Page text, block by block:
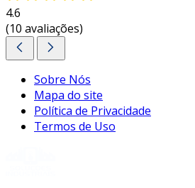
4.6
(10 avaliações)
Sobre Nós
Mapa do site
Política de Privacidade
Termos de Uso